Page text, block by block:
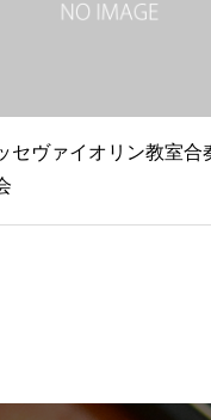
セヴァイオリン教室合